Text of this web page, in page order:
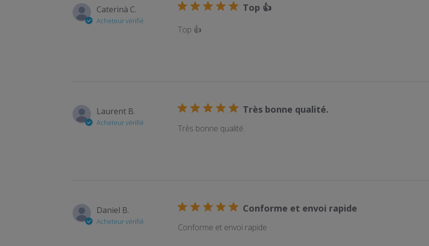
Caterinà C.
Acheteur vérifié
Top 👍
Top 👍
Laurent B.
Acheteur vérifié
Très bonne qualité.
Très bonne qualité.
Daniel B.
Acheteur vérifié
Conforme et envoi rapide
Conforme et envoi rapide